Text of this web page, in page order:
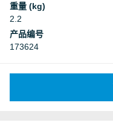
重量 (kg)
2.2
产品编号
173624